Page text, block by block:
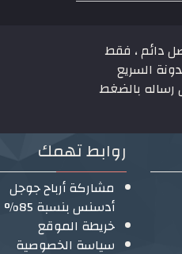
دائم ، فقط
السريع
رساله بالضغط
روابط تهمك
مشاركة أرباح جوجل
أدسنس بنسبة 85%
خريطة الموقع
سياسة الخصوصية